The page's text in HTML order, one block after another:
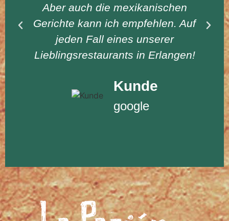
Aber auch die mexikanischen
Gerichte kann ich empfehlen. Auf
jeden Fall eines unserer
Lieblingsrestaurants in Erlangen!
Kunde
google